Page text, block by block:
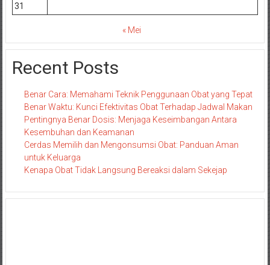
31
« Mei
Recent Posts
Benar Cara: Memahami Teknik Penggunaan Obat yang Tepat
Benar Waktu: Kunci Efektivitas Obat Terhadap Jadwal Makan
Pentingnya Benar Dosis: Menjaga Keseimbangan Antara
Kesembuhan dan Keamanan
Cerdas Memilih dan Mengonsumsi Obat: Panduan Aman
untuk Keluarga
Kenapa Obat Tidak Langsung Bereaksi dalam Sekejap